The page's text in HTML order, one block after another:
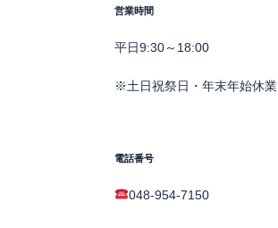
営業時間
平日9:30～18:00
※土日祝祭日・年末年始休業
電話番号
048-954-7150